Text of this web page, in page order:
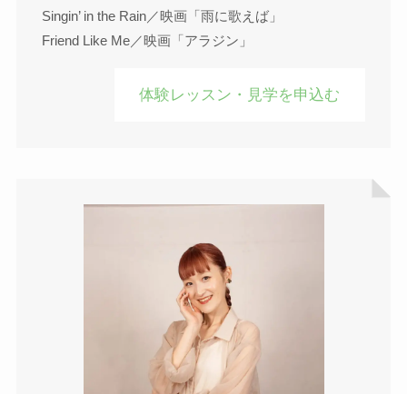
Singin’ in the Rain／映画「雨に歌えば」
Friend Like Me／映画「アラジン」
体験レッスン・見学を申込む